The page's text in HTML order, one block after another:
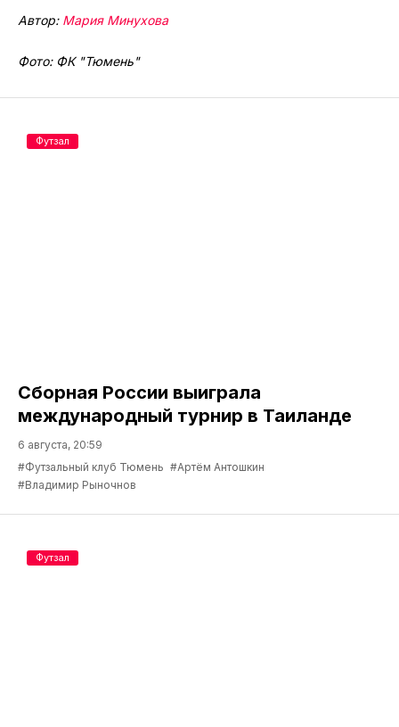
Автор: Мария Минухова
Фото: ФК "Тюмень"
Сборная России выиграла
международный турнир в Таиланде
6 августа, 20:59
#Футзальный клуб Тюмень #Артём Антошкин
#Владимир Рыночнов
Футзал
Футзал